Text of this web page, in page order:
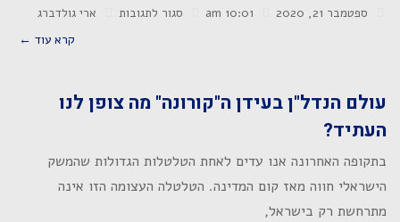
ספטמבר 21, 2020 סגור לתגובות
ארי גולדברג
קרא עוד ←
עולם הנדל"ן בעידן ה"קורונה" מה צופן לנו
העתיד?
בתקופה האחרונה אנו עדים לאחת הטלטלות הגדולות שהמשק
הישראלי חווה מאז קום המדינה. הטלטלה העצומה הזו אינה
מתרחשת רק בישראל,